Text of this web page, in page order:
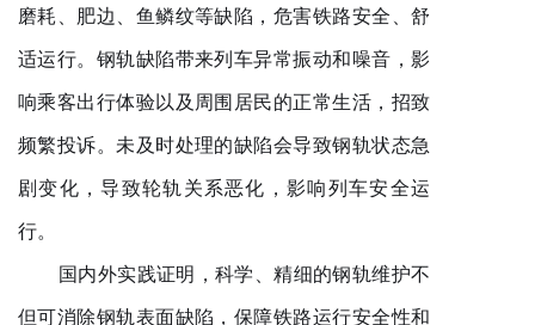
磨耗、肥边、鱼鳞纹等缺陷，危害铁路安全、舒
适运行。钢轨缺陷带来列车异常振动和噪音，影
响乘客出行体验以及周围居民的正常生活，招致
频繁投诉。未及时处理的缺陷会导致钢轨状态急
剧变化，导致轮轨关系恶化，影响列车安全运
行。
国内外实践证明，科学、精细的钢轨维护不
但可消除钢轨表面缺陷，保障铁路运行安全性和